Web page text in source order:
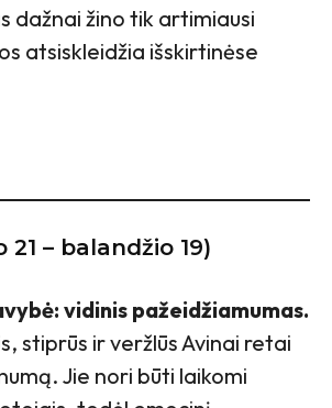
dažnai žino tik artimiausi
atsiskleidžia išskirtinėse
21 – balandžio 19)
vidinis pažeidžiamumas.
stiprūs ir veržlūs Avinai retai
Jie nori būti laikomi